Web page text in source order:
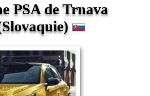
PSA de Trnava